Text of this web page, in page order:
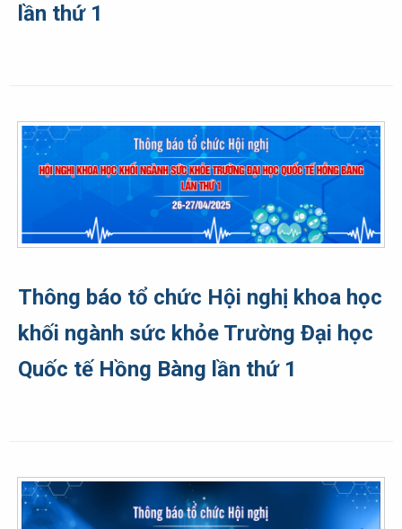
lần thứ 1
Thông báo tổ chức Hội nghị khoa học
khối ngành sức khỏe Trường Đại học
Quốc tế Hồng Bàng lần thứ 1